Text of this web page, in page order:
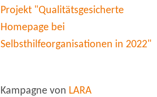
Kampagne von LARA